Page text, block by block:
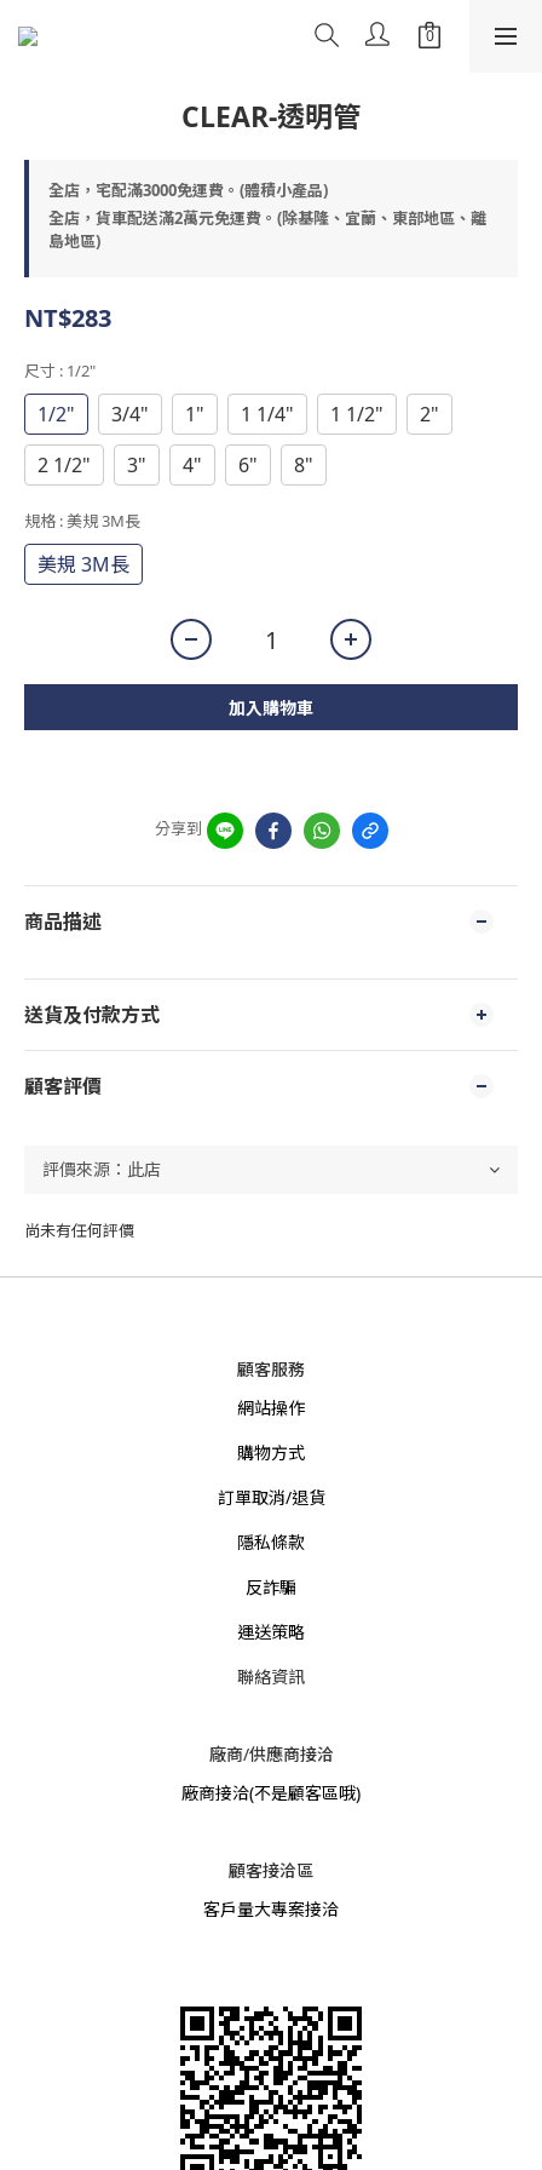
CLEAR-透明管
全店，宅配滿3000免運費。(體積小產品)
全店，貨車配送滿2萬元免運費。(除基隆、宜蘭、東部地區、離
島地區)
NT$283
尺寸 : 1/2"
1/2" 3/4" 1" 1 1/4" 1 1/2"
2"
2 1/2"
3" 4" 6" 8"
規格 : 美規 3M長
美規 3M長
加入購物車
分享到
商品描述
送貨及付款方式
顧客評價
尚未有任何評價
顧客服務
網站操作
購物方式
訂單取消/退貨
隱私條款
反詐騙
運送策略
聯絡資訊
廠商/供應商接洽
廠商接洽(不是顧客區哦)
顧客接洽區
客戶量大專案接洽